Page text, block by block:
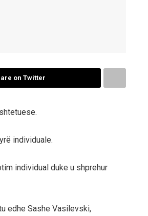
on Twitter
individuale.
individual duke u shprehur
edhe Sashe Vasilevski,